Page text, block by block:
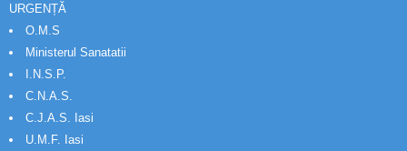
URGENȚĂ
O.M.S
Ministerul Sanatatii
I.N.S.P.
C.N.A.S.
C.J.A.S. Iasi
U.M.F. Iasi